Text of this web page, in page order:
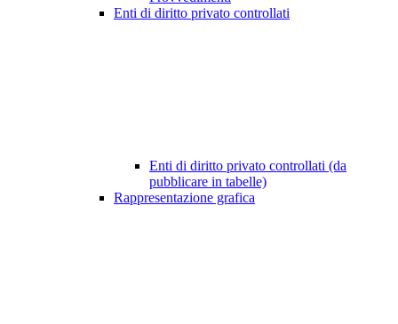
Enti di diritto privato controllati
Enti di diritto privato controllati (da
pubblicare in tabelle)
Rappresentazione grafica